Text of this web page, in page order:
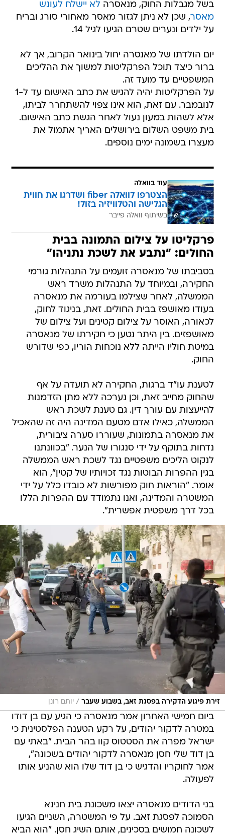
בשל מגבלות החוק, מנאסרהלא יישלח לעונש
מאסר, שכן לא ניתן לגזור מאסר מאחורי סורג ובריח
על ילדים ונערים שטרם הגיעו לגיל 14.
יום הולדתו של מאנסרה יחול בינואר הקרוב, אך לא
ברור כיצד תוכל הפרקליטות למשוך את ההליכים
המשפטיים עד מועד זה.
על הפרקליטות יהיה להגיש את כתב האישום עד ל-1
לנובמבר. עם זאת, הוא אינו צפוי להשתחרר לביתו,
אלא לשהות במעון נעול לאחר הגשת כתב האישום.
בית משפט השלום בירושלים האריך אתמול את
מעצרו בשמונה ימים נוספים.
עוד בוואלה
הצטרפו לוואלה fiber ושדרגו את חווית
הגלישה והטלוויזיה בזול!
בשיתוף וואלה פייבר
פרקליטו על צילום התמונה בבית
החולים: "נתבע את לשכת נתניהו"
בסביבתו של מנאסרה זועמים על התנהלות גורמי
החקירה, ובמיוחד על התנהלות משרד ראש
הממשלה, לאחר שצילמו בעורמה את מנאסרה
בעודו מאושפז בבית החולים. זאת, בניגוד לחוק,
לכאורה, האוסר על צילום קטינים ועל צילום של
מאושפזים. בין היתר נטען כי חקירתו של מנאסרה
במיטת חוליו הייתה ללא נוכחות הוריו, כפי שדורש
החוק.
לטענת עו"ד ברגות, החקירה לא תועדה על אף
שהחוק מחייב זאת, וכן נערכה ללא מתן הזדמנות
להייעצות עם עורך דין. גם טענת לשכת ראש
הממשלה, כאילו אדם מטעם המדינה היה זה שהאכיל
את מנאסרה בתמונות, שעוררו סערה ציבורית,
נדחות בתוקף על ידי סנגורו של הנער. "בכוונתנו
לנקוט הליכים משפטיים נגד לשכת ראש הממשלה
בגין ההפרות הבוטות נגד זכויותיו של קטין", הוא
אומר. "הוראות חוק מפורשות לא כובדו כלל על ידי
המשטרה והמדינה, ואנו נתמודד עם ההפרות הללו
בכל דרך משפטית אפשרית".
זירת פיגוע הדקירה בפסגת זאב, בשבוע שעבר / יותם רונן
ביום חמישי האחרון אמר מנאסרה כי הגיע עם בן דודו
במטרה לדקור יהודים, על רקע הטענה הפלסטינית כי
ישראל מפרה את הסטטוס קוו בהר הבית. "באתי עם
בן דוד שלי חסן מנאסרה לדקור יהודים בשכונה",
אמר לחוקריו והדגיש כי בן דוד שלו הוא שהניע אותו
לפעולה.
בני הדודים מנאסרה יצאו משכונת בית חנינא
הסמוכה לפסגת זאב. על פי המשטרה, השניים הגיעו
לשכונה חמושים בסכינים, אותם השיג חסן. "הוא הביא